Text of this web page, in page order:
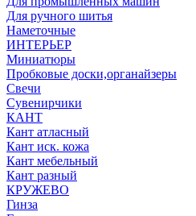
Для ручного шитья
Наметочные
ИНТЕРЬЕР
Миниатюры
Пробковые доски,органайзеры
Свечи
Сувенирчики
КАНТ
Кант атласный
Кант иск. кожа
Кант мебельный
Кант разный
КРУЖЕВО
Гинза